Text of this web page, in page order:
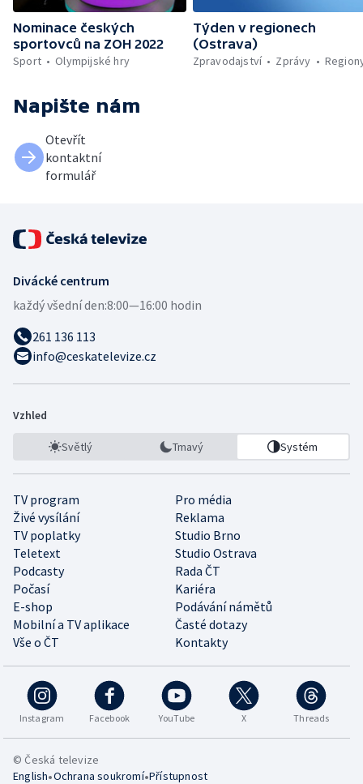
Nominace českých
sportovců na ZOH 2022
Sport
Olympijské hry
Týden v regionech
(Ostrava)
Zpravodajství
Zprávy
Napište nám
Otevřít
kontaktní
formulář
Divácké centrum
každý všední den:8:00—16:00 hodin
261 136 113
info@ceskatelevize.cz
Vzhled
Světlý Tmavý Systém
TV program
Pro média
Živé vysílání
Reklama
TV poplatky
Studio Brno
Teletext
Studio Ostrava
Podcasty
Rada ČT
Počasí
Kariéra
E-shop
Podávání námětů
Mobilní a TV aplikace
Časté dotazy
Vše o ČT
Kontakty
Instagram Facebook YouTube X Threads
© Česká televize
English•Ochrana soukromí•Přístupnost